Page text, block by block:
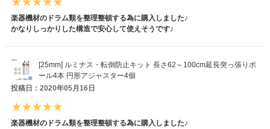
楽器機材のドラム類を整理整頓する為に購入しました♪
かなりしっかりした構造で安心して使えそうです♪
[25mm] ルミナス・転倒防止キット 長さ62～100cm延長突っ張りポ
ール4本 円形アジャスター4個
投稿日：2020年05月16日
楽器機材のドラム類を整理整頓する為に購入しました♪